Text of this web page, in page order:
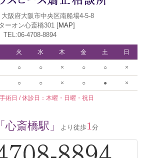
大阪府大阪市中央区南船場4-5-8
ーオン心斎橋301 [MAP]
TEL:06-4708-8894
火 水 木 金 土 日
○ ○ × ○ ○ ×
○ ○ × ○ ● ×
術日 / 休診日：木曜・日曜・祝日
「心斎橋駅」 より徒歩1 分